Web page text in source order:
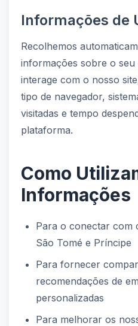
Informações de
Recolhemos
informações sobre o seu
interage com o nosso
tipo de navegador,
visitadas e tempo
plataforma.
Como
Informações
Para o conectar com
São Tomé e Príncipe
Para fornecer
recomendações de
personalizadas
Para melhorar os